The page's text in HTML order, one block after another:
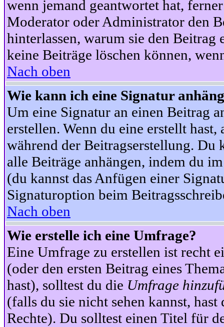
wenn jemand geantwortet hat,
Moderator oder Administrator den
hinterlassen, warum sie den Beitrag
keine Beiträge löschen können,
Nach oben
Wie kann ich eine Signatur
Um eine Signatur an einen Beitrag
erstellen. Wenn du eine erstellt
während der Beitragserstellung. Du
alle Beiträge anhängen, indem du
(du kannst das Anfügen einer
Signaturoption beim
Nach oben
Wie erstelle ich eine Umfrage?
Eine Umfrage zu erstellen ist recht
(oder den ersten Beitrag eines
hast), solltest du die Umfrage
(falls du sie nicht sehen kannst,
Rechte). Du solltest einen Titel für